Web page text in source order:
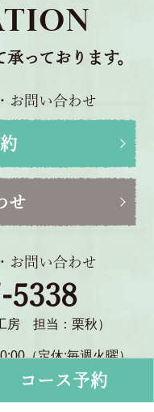
っております。
お問い合わせ
せ
お問い合わせ
5338
房 担当：栗秋）
（定休:毎週火曜）
院町川北1770-2
コース予約